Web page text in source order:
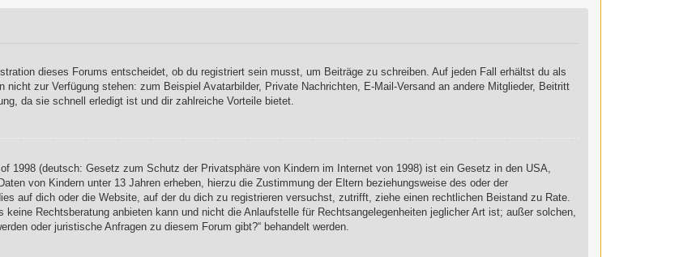
dieses Forums entscheidet, ob du registriert sein musst, um Beiträge zu schreiben. Auf jeden Fall erhältst du als
zur Verfügung stehen: zum Beispiel Avatarbilder, Private Nachrichten, E-Mail-Versand an andere Mitglieder, Beitritt
da sie schnell erledigt ist und dir zahlreiche Vorteile bietet.
1998 (deutsch: Gesetz zum Schutz der Privatsphäre von Kindern im Internet von 1998) ist ein Gesetz in den USA,
von Kindern unter 13 Jahren erheben, hierzu die Zustimmung der Eltern beziehungsweise des oder der
auf dich oder die Website, auf der du dich zu registrieren versuchst, zutrifft, ziehe einen rechtlichen Beistand zu Rate.
Rechtsberatung anbieten kann und nicht die Anlaufstelle für Rechtsangelegenheiten jeglicher Art ist; außer solchen,
oder juristische Anfragen zu diesem Forum gibt?“ behandelt werden.